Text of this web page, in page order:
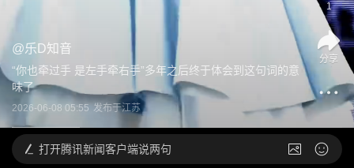
@乐D知音
“你也牵过手 是左手牵右手”多年之后终于体会到这句词的意
味了
2026-06-08 05:55 发布于江苏
1
分享
打开腾讯新闻客户端说两句